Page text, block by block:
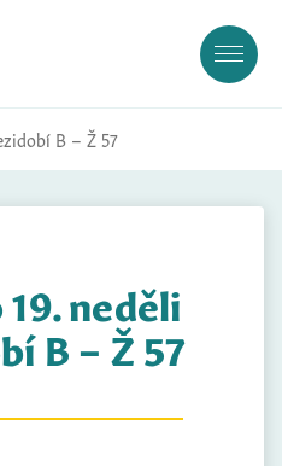
B – Ž 57
neděli
B – Ž 57